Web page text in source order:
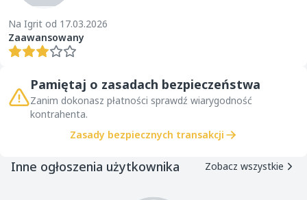
Na Igrit od 17.03.2026
Zaawansowany
Pamiętaj o zasadach bezpieczeństwa
Zanim dokonasz płatności sprawdź wiarygodność
kontrahenta.
Zasady bezpiecznych transakcji
Inne ogłoszenia użytkownika Zobacz wszystkie